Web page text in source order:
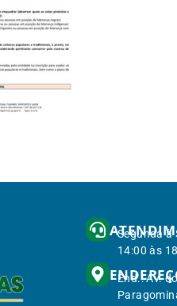
Segunda à
14:00 às
End.: Av.